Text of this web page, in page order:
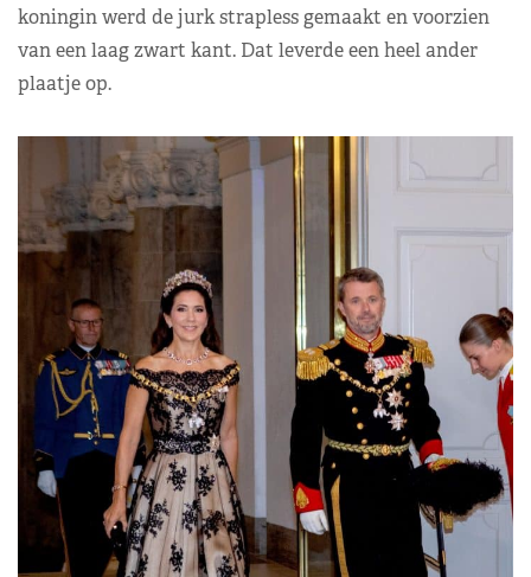
koningin werd de jurk strapless gemaakt en voorzien
van een laag zwart kant. Dat leverde een heel ander
plaatje op.